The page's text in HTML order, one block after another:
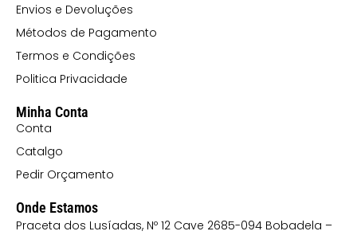
Envios e Devoluções
Métodos de Pagamento
Termos e Condições
Politica Privacidade
Minha Conta
Conta
Catalgo
Pedir Orçamento
Onde Estamos
Praceta dos Lusíadas, Nº 12 Cave 2685-094 Bobadela –